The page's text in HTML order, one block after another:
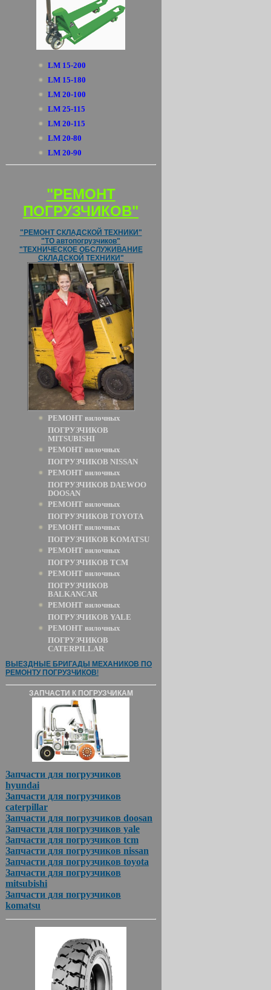
LM 15-200
LM 15-180
LM 20-100
LM 25-115
LM 20-115
LM 20-80
LM 20-90
"РЕМОНТ
ПОГРУЗЧИКОВ"
"РЕМОНТ СКЛАДСКОЙ ТЕХНИКИ"
"ТО автопогрузчиков"
"ТЕХНИЧЕСКОЕ ОБСЛУЖИВАНИЕ
СКЛАДСКОЙ ТЕХНИКИ"
РЕМОНТ вилочных
ПОГРУЗЧИКОВ
MITSUBISHI
РЕМОНТ вилочных
ПОГРУЗЧИКОВ NISSAN
РЕМОНТ вилочных
ПОГРУЗЧИКОВ DAEWOO
DOOSAN
РЕМОНТ вилочных
ПОГРУЗЧИКОВ TOYOTA
РЕМОНТ вилочных
ПОГРУЗЧИКОВ KOMATSU
РЕМОНТ вилочных
ПОГРУЗЧИКОВ TCM
РЕМОНТ вилочных
ПОГРУЗЧИКОВ
BALKANCAR
РЕМОНТ вилочных
ПОГРУЗЧИКОВ YALE
РЕМОНТ вилочных
ПОГРУЗЧИКОВ
CATERPILLAR
ВЫЕЗДНЫЕ БРИГАДЫ МЕХАНИКОВ ПО
РЕМОНТУ ПОГРУЗЧИКОВ!
ЗАПЧАСТИ К ПОГРУЗЧИКАМ
Запчасти для погрузчиков
hyundai
Запчасти для погрузчиков
caterpillar
Запчасти для погрузчиков doosan
Запчасти для погрузчиков yale
Запчасти для погрузчиков tcm
Запчасти для погрузчиков nissan
Запчасти для погрузчиков toyota
Запчасти для погрузчиков
mitsubishi
Запчасти для погрузчиков
komatsu